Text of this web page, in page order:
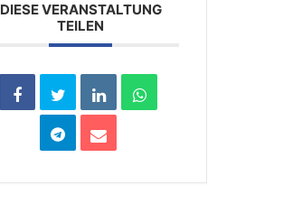
DIESE VERANSTALTUNG
TEILEN